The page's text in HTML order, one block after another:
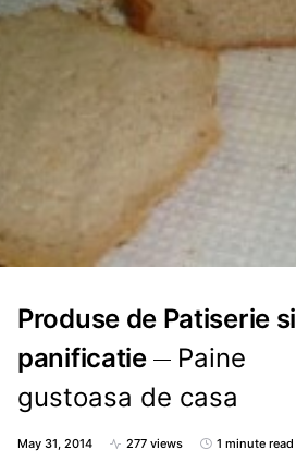
Produse de Patiserie si
panificatie
Paine
gustoasa de casa
May 31, 2014 277 views 1 minute read